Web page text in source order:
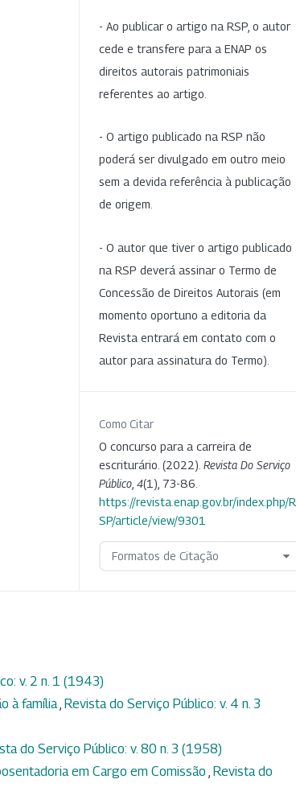
- Ao publicar o artigo na RSP, o autor
cede e transfere para a ENAP os
direitos autorais patrimoniais
referentes ao artigo.
- O artigo publicado na RSP não
poderá ser divulgado em outro meio
sem a devida referência à publicação
de origem.
- O autor que tiver o artigo publicado
na RSP deverá assinar o Termo de
Concessão de Direitos Autorais (em
momento oportuno a editoria da
Revista entrará em contato com o
autor para assinatura do Termo).
Como Citar
O concurso para a carreira de
escriturário. (2022). Revista Do Serviço
Público 4(1), 73-86.
https://revista.enap.gov.br/index.php/R
SP/article/view/9301
Formatos de Citação
v. 2 n. 1 (1943)
à família, Revista do Serviço Público: v. 4 n. 3
do Serviço Público: v. 80 n. 3 (1958)
em Cargo em Comissão , Revista do